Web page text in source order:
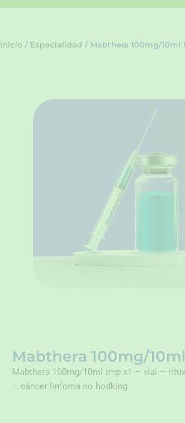
Inicio / Especialidad / Mabthera 100mg/10ml
Mabthera 100mg/
Mabthera 100mg/10ml imp x1 – vial –
– cáncer linfoma no hodking